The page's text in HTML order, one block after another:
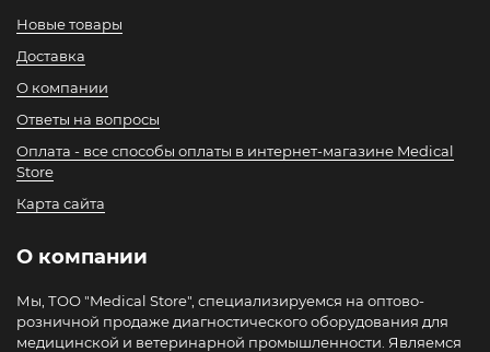
Новые товары
Доставка
О компании
Ответы на вопросы
Оплата - все способы оплаты в интернет-магазине Medical
Store
Карта сайта
О компании
Мы, ТОО "Medical Store", специализируемся на оптово-
розничной продаже диагностического оборудования для
медицинской и ветеринарной промышленности. Являемся